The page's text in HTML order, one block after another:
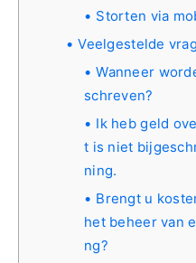
Storten via
Veelgestelde
Wanneer
schreven?
Ik heb geld
t is niet
ning.
Brengt u
het beheer van
ng?